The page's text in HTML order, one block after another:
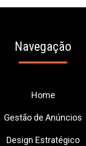
Navegação
Home
Gestão de Anúncios
Design Estratégico